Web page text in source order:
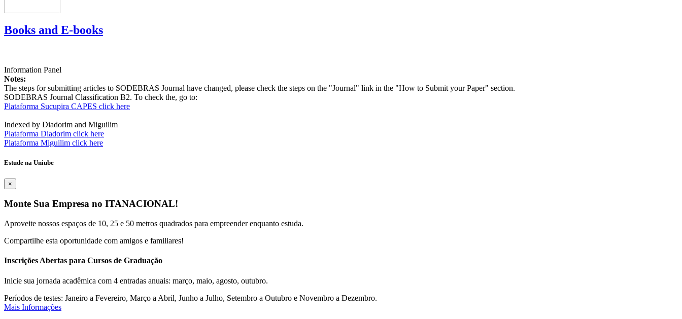
Books and E-books
Information Panel
Notes:
The steps for submitting articles to SODEBRAS Journal have changed, please check the steps on the "Journal" link in the "How to Submit your Paper" section.
SODEBRAS Journal Classification B2. To check the, go to:
Plataforma Sucupira CAPES click here
Indexed by Diadorim and Miguilim
Plataforma Diadorim click here
Plataforma Miguilim click here
Estude na Uniube
×
Monte Sua Empresa no ITANACIONAL!
Aproveite nossos espaços de 10, 25 e 50 metros quadrados para empreender enquanto estuda.
Compartilhe esta oportunidade com amigos e familiares!
Inscrições Abertas para Cursos de Graduação
Inicie sua jornada acadêmica com 4 entradas anuais: março, maio, agosto, outubro.
Períodos de testes: Janeiro a Fevereiro, Março a Abril, Junho a Julho, Setembro a Outubro e Novembro a Dezembro.
Mais Informações